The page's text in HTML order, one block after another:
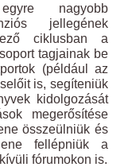
nagyobb
jellegének
ciklusban a
tagjainak be
(például az
is, segíteniük
kidolgozását
megerősítése
összeülniük és
fellépniük a
fórumokon is.